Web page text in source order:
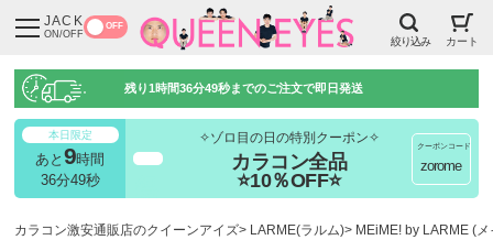
JACK
ON/OFF
OFF
絞り込み カート
残り1時間36分48秒までのご注文で即日発送
本日限定
あと9時間
36分48秒
✧ゾロ目の日の特別クーポン✧
カラコン全品
⭐10％OFF⭐
クーポンコード
zorome
カラコン激安通販店のクイーンアイズ LARME(ラルム) MEiME! by LARME (